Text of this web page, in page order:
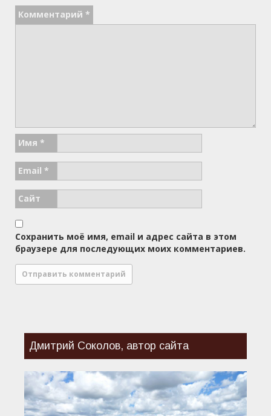
Комментарий *
Имя *
Email *
Сайт
Сохранить моё имя, email и адрес сайта в этом
браузере для последующих моих комментариев.
Дмитрий Соколов, автор сайта